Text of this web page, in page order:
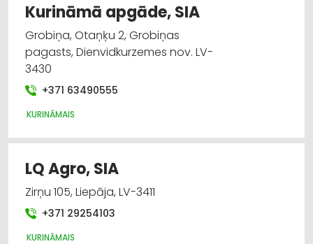
Kurināmā apgāde, SIA
Grobiņa, Otaņķu 2, Grobiņas
pagasts, Dienvidkurzemes nov. LV-
3430
+371 63490555
KURINĀMAIS
LQ Agro, SIA
Zirņu 105, Liepāja, LV-3411
+371 29254103
KURINĀMAIS